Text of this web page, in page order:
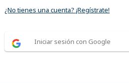
¿No tienes una cuenta? ¡Regístrate!
Iniciar sesión con Google